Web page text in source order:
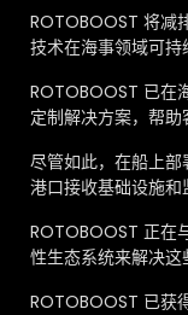
ROTOBOOST 将减
技术在海事领域可持
ROTOBOOST 已在
定制解决方案，帮助
尽管如此，在船上
港口接收基础设施和
ROTOBOOST 正在
性生态系统来解决这
ROTOBOOST 已获